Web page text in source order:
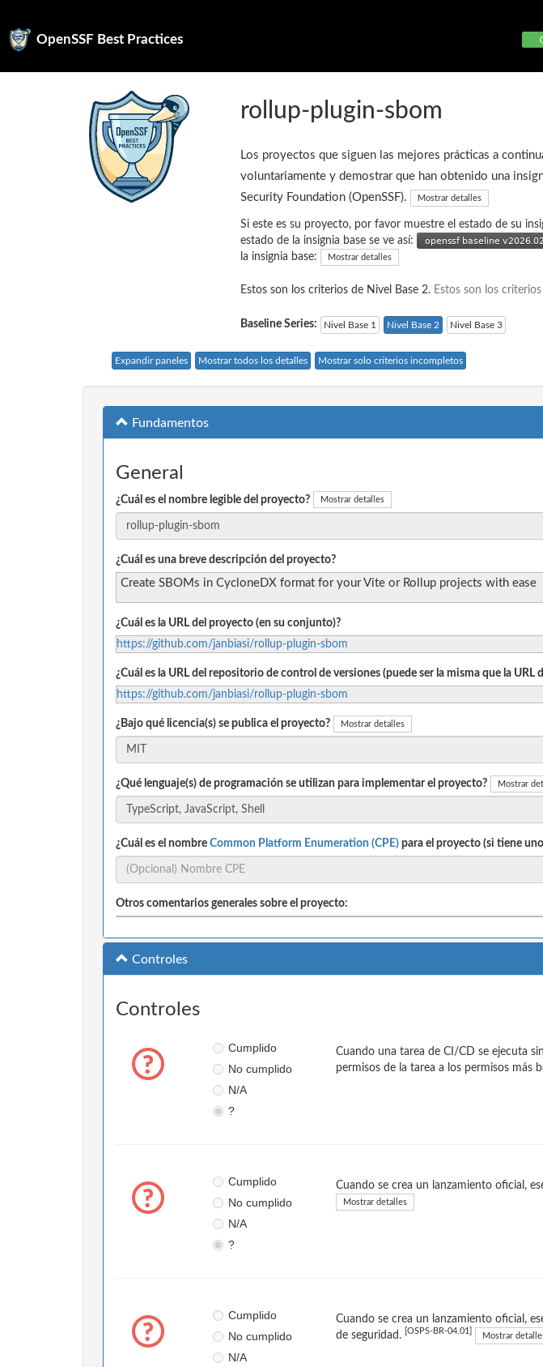
OpenSSF Best Practices
rollup-plugin-sbom
Los proyectos que siguen las mejores prácticas a
voluntariamente y demostrar que han obtenido una
Security Foundation (OpenSSF).
Mostrar detalles
Si este es su proyecto, por favor muestre el estado de su
estado de la insignia base se ve así:
la insignia base:
Mostrar detalles
Estos son los criterios de Nivel Base 2. Estos son los
Baseline Series: Nivel Base 1 Nivel Base 2 Nivel Base 3
Expandir paneles Mostrar todos los detalles Mostrar solo criterios incompletos
Fundamentos
General
¿Cuál es el nombre legible del proyecto? Mostrar detalles
¿Cuál es una breve descripción del proyecto?
Create SBOMs in CycloneDX format for your Vite or Rollup projects with ease
¿Cuál es la URL del proyecto (en su conjunto)?
https://github.com/janbiasi/rollup-plugin-sbom
¿Cuál es la URL del repositorio de control de versiones (puede ser la misma que la URL
https://github.com/janbiasi/rollup-plugin-sbom
¿Bajo qué licencia(s) se publica el proyecto? Mostrar detalles
¿Qué lenguaje(s) de programación se utilizan para implementar el proyecto? Mostrar
¿Cuál es el nombre Common Platform Enumeration (CPE) para el proyecto (si tiene
Otros comentarios generales sobre el proyecto:
Controles
Controles
Cumplido
No cumplido
N/A
?
Cuando una tarea de CI/CD se ejecuta
permisos de la tarea a los permisos más
Cumplido
No cumplido
N/A
?
Cuando se crea un lanzamiento oficial,
Mostrar detalles
Cumplido
No cumplido
N/A
Cuando se crea un lanzamiento oficial,
de seguridad.
[OSPS-BR-04.01] Mostrar